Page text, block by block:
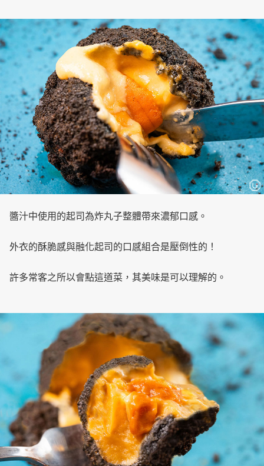
醬汁中使用的起司為炸丸子整體帶來濃郁口感。
外衣的酥脆感與融化起司的口感組合是壓倒性的！
許多常客之所以會點這道菜，其美味是可以理解的。